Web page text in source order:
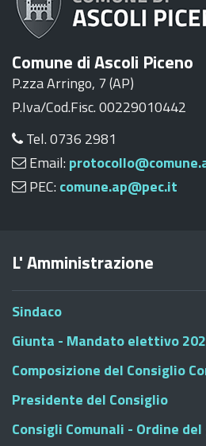
Comune di Ascoli Piceno
P.zza Arringo, 7 (AP)
P.Iva/Cod.Fisc. 00229010442
Tel. 0736 2981
Email:
PEC: comune.ap@pec.it
L' Amministrazione
Sindaco
Giunta - Mandato elettivo
Composizione del Consiglio
Presidente del Consiglio
Consigli Comunali - Ordine